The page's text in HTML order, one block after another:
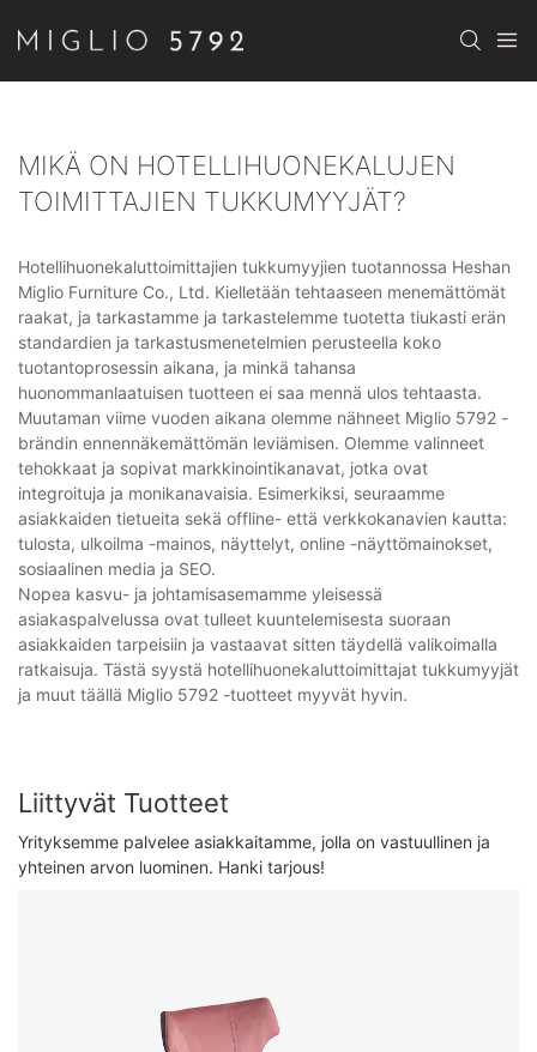
MIKÄ ON HOTELLIHUONEKALUJEN
TOIMITTAJIEN TUKKUMYYJÄT?
Hotellihuonekaluttoimittajien tukkumyyjien tuotannossa Heshan
Miglio Furniture Co., Ltd. Kielletään tehtaaseen menemättömät
raakat, ja tarkastamme ja tarkastelemme tuotetta tiukasti erän
standardien ja tarkastusmenetelmien perusteella koko
tuotantoprosessin aikana, ja minkä tahansa
huonommanlaatuisen tuotteen ei saa mennä ulos tehtaasta.
Muutaman viime vuoden aikana olemme nähneet Miglio 5792 -
brändin ennennäkemättömän leviämisen. Olemme valinneet
tehokkaat ja sopivat markkinointikanavat, jotka ovat
integroituja ja monikanavaisia. Esimerkiksi, seuraamme
asiakkaiden tietueita sekä offline- että verkkokanavien kautta:
tulosta, ulkoilma -mainos, näyttelyt, online -näyttömainokset,
sosiaalinen media ja SEO.
Nopea kasvu- ja johtamisasemamme yleisessä
asiakaspalvelussa ovat tulleet kuuntelemisesta suoraan
asiakkaiden tarpeisiin ja vastaavat sitten täydellä valikoimalla
ratkaisuja. Tästä syystä hotellihuonekaluttoimittajat tukkumyyjät
ja muut täällä Miglio 5792 -tuotteet myyvät hyvin.
Liittyvät Tuotteet
Yrityksemme palvelee asiakkaitamme, jolla on vastuullinen ja
yhteinen arvon luominen. Hanki tarjous!